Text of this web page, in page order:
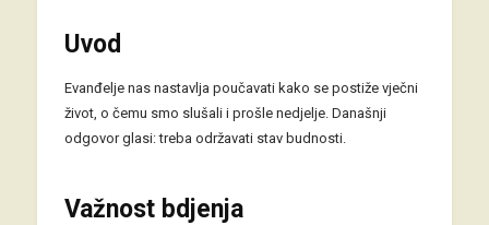
Uvod
Evanđelje nas nastavlja poučavati kako se postiže vječni
život, o čemu smo slušali i prošle nedjelje. Današnji
odgovor glasi: treba održavati stav budnosti.
Važnost bdjenja